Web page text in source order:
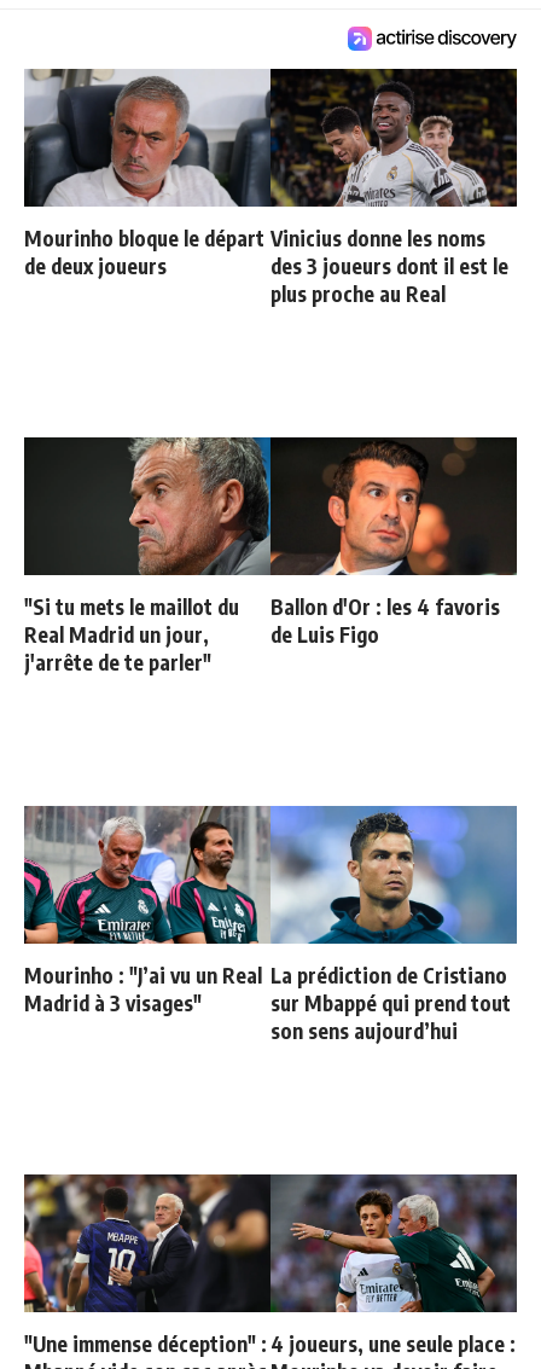
Mourinho bloque le départ
de deux joueurs
Vinicius donne les noms
des 3 joueurs dont il est le
plus proche au Real
"Si tu mets le maillot du
Real Madrid un jour,
j'arrête de te parler"
Ballon d'Or : les 4 favoris
de Luis Figo
Mourinho : "J’ai vu un Real
Madrid à 3 visages"
La prédiction de Cristiano
sur Mbappé qui prend tout
son sens aujourd’hui
"Une immense déception" : 4 joueurs, une seule place :